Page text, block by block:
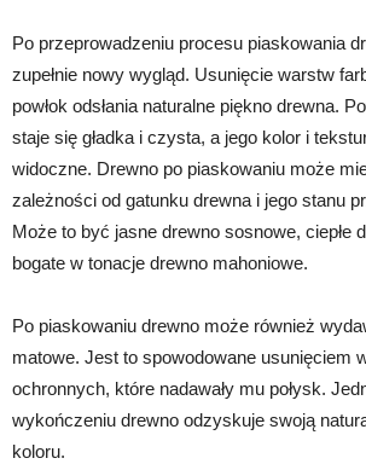
Po przeprowadzeniu procesu piaskowania
zupełnie nowy wygląd. Usunięcie warstw
powłok odsłania naturalne piękno drewna.
staje się gładka i czysta, a jego kolor i
widoczne. Drewno po piaskowaniu może
zależności od gatunku drewna i jego stanu
Może to być jasne drewno sosnowe, ciepłe
bogate w tonacje drewno mahoniowe.
Po piaskowaniu drewno może również
matowe. Jest to spowodowane usunięciem
ochronnych, które nadawały mu połysk.
wykończeniu drewno odzyskuje swoją
koloru.